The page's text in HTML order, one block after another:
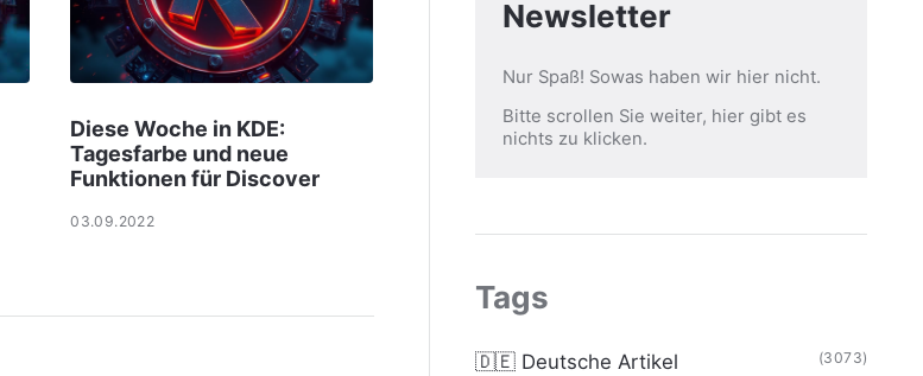
Diese Woche in KDE:
Tagesfarbe und neue
Funktionen für Discover
03.09.2022
Newsletter
Nur Spaß! Sowas haben wir hier nicht.
Bitte scrollen Sie weiter, hier gibt es
nichts zu klicken.
Tags
🇩🇪 Deutsche Artikel (3073)